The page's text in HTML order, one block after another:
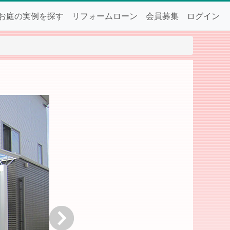
庭の実例を探す リフォームローン 会員募集 ログイン